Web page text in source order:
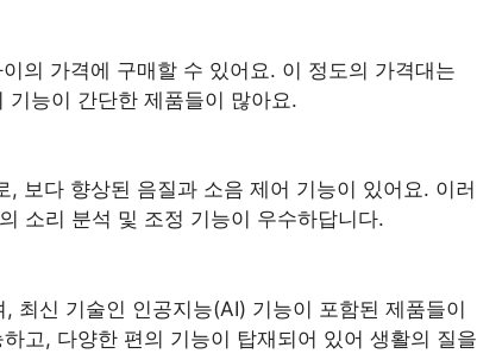
의 가격에 구매할 수 있어요. 이 정도의 가격대는
능이 간단한 제품들이 많아요.
보다 향상된 음질과 소음 제어 기능이 있어요. 이러
소리 분석 및 조정 기능이 우수하답니다.
최신 기술인 인공지능(AI) 기능이 포함된 제품들이
고, 다양한 편의 기능이 탑재되어 있어 생활의 질을